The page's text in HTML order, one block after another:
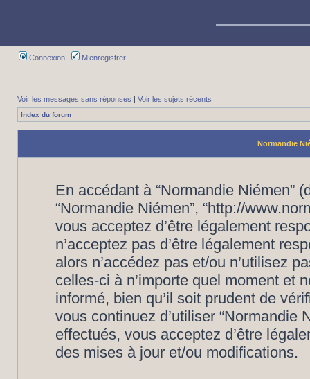
Connexion M’enregistrer
Voir les messages sans réponses | Voir les sujets récents
Index du forum
Normandie
En accédant à “Normandie Niémen”
“Normandie Niémen”, “http://
vous acceptez d’être légalement
n’acceptez pas d’être légalement
alors n’accédez pas et/ou n’utilisez
celles-ci à n’importe quel moment et
informé, bien qu’il soit prudent de
vous continuez d’utiliser “Normandie
effectués, vous acceptez d’être
des mises à jour et/ou modifications.